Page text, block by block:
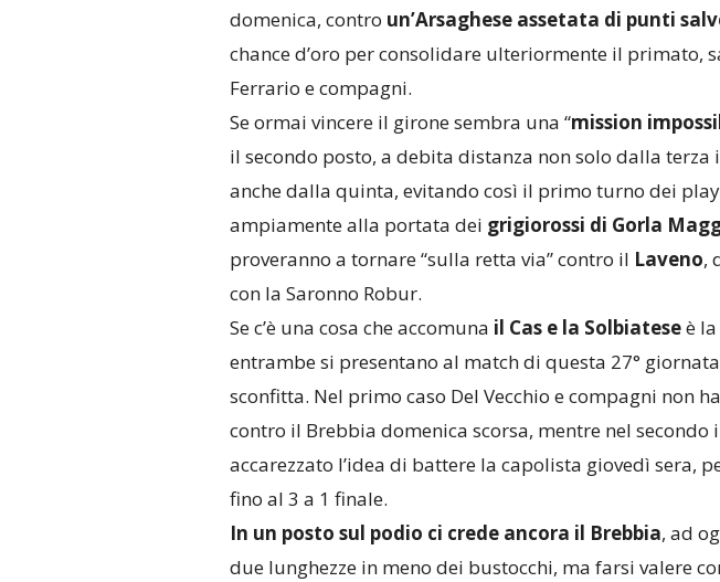
domenica, contro un’Arsaghese assetata di punti
chance d’oro per consolidare ulteriormente il primato,
Ferrario e compagni.
Se ormai vincere il girone sembra una “mission
il secondo posto, a debita distanza non solo dalla terza
anche dalla quinta, evitando così il primo turno dei
ampiamente alla portata dei grigiorossi di Gorla
proveranno a tornare “sulla retta via” contro il Laveno,
con la Saronno Robur.
Se c’è una cosa che accomuna il Cas e la Solbiateseè la
entrambe si presentano al match di questa 27°
sconfitta. Nel primo caso Del Vecchio e compagni non
contro il Brebbia domenica scorsa, mentre nel secondo
accarezzato l’idea di battere la capolista giovedì sera,
fino al 3 a 1 finale.
In un posto sul podio ci crede ancora il Brebbia, ad
due lunghezze in meno dei bustocchi, ma farsi valere